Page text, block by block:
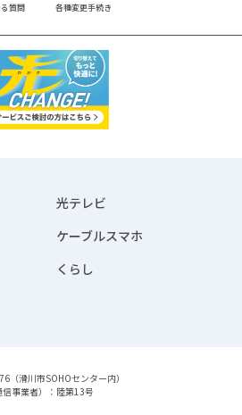
質問 各種変更手続き
光テレビ
ケーブルスマホ
くらし
（滑川市SOHOセンター内）
事業者）：陸第13号